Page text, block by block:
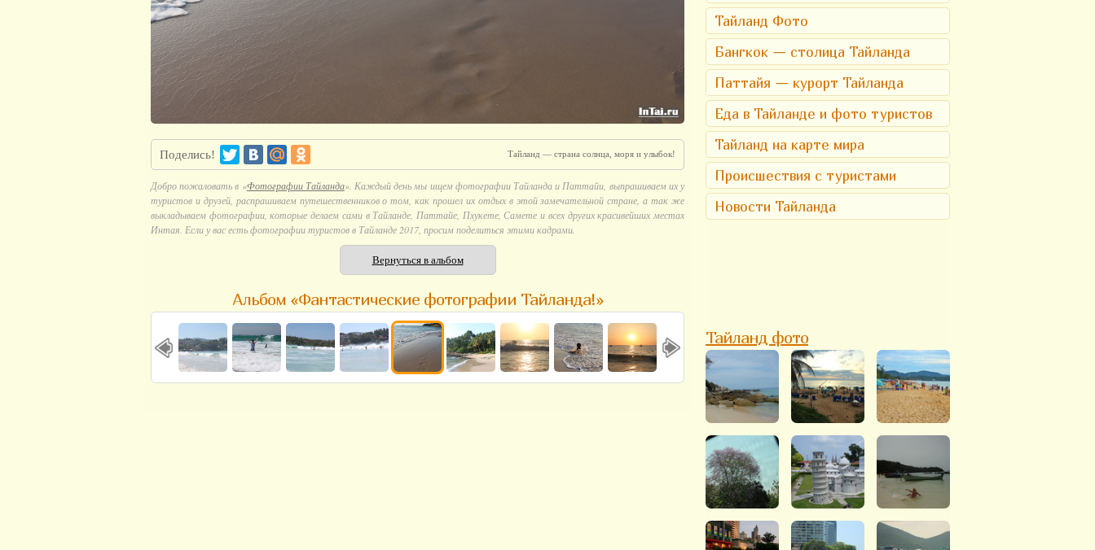
Поделись! Тайланд — страна солнца, моря и улыбок!
Добро пожаловать в «Фотографии Тайланда». Каждый день мы ищем фотографии Тайланда и Паттайи, выпрашиваем их у
туристов и друзей, распрашиваем путешественников о том, как прошел их отдых в этой замечательной стране, а так же
выкладываем фотографии, которые делаем сами в Тайланде, Паттайе, Пхукете, Самете и всех других красивейших местах
Интая. Если у вас есть фотографии туристов в Тайланде 2017, просим поделиться этими кадрами.
Вернуться в альбом
Альбом «Фантастические фотографии Тайланда!»
Тайланд Фото
Бангкок — столица Тайланда
Паттайя — курорт Тайланда
Еда в Тайланде и фото туристов
Тайланд на карте мира
Происшествия с туристами
Новости Тайланда
Тайланд фото